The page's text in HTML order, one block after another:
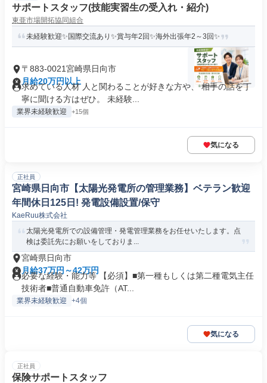
サポートスタッフ(技能実習生の受入れ・紹介)
東亜市場開拓協同組合
未経験歓迎✨国際交流あり✨賞与年2回✨海外出張年2～3回✨
〒883-0021宮崎県日向市
月給20万円以上
求めている人材 人と関わることが好きな方や、 相手の話を丁
寧に聞ける方はぜひ。 未経験...
業界未経験歓迎 +15個
気になる
正社員
宮崎県日向市【太陽光発電所の管理業務】ベテラン歓迎
年間休日125日! 発電設備設置/保守
KaeRuu株式会社
太陽光発電所での設備管理・発電管理業務をお任せいたします。点
検は委託先にお願いをしておりま...
宮崎県日向市
月給37万円～42万円
必要な経験・能力等 【必須】■第一種もしくは第二種電気主任
技術者■普通自動車免許（AT...
業界未経験歓迎 +4個
気になる
正社員
保険サポートスタッフ